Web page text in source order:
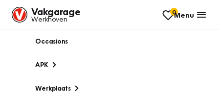
Vakgarage
Werkhoven
0Menu
Occasions
APK
Werkplaats